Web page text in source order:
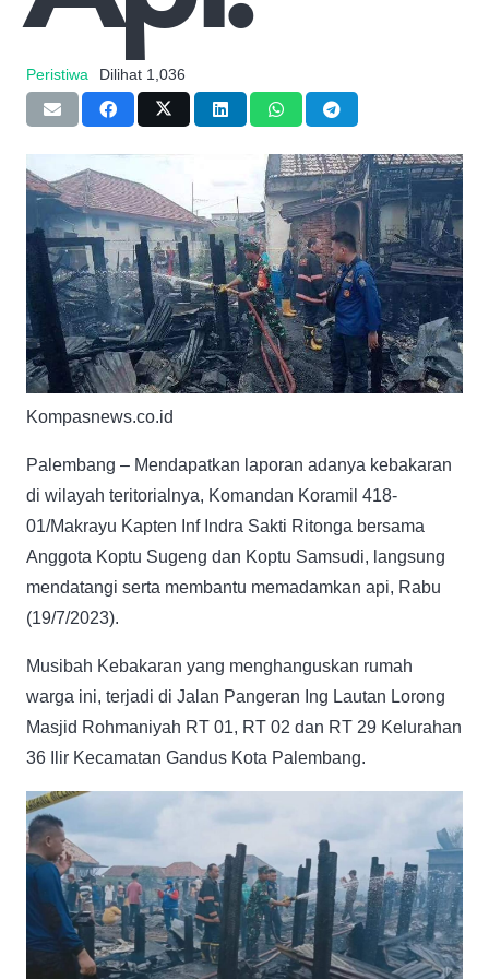
Peristiwa Dilihat 1,036
Kompasnews.co.id
Palembang – Mendapatkan laporan adanya kebakaran
di wilayah teritorialnya, Komandan Koramil 418-
01/Makrayu Kapten Inf Indra Sakti Ritonga bersama
Anggota Koptu Sugeng dan Koptu Samsudi, langsung
mendatangi serta membantu memadamkan api, Rabu
(19/7/2023).
Musibah Kebakaran yang menghanguskan rumah
warga ini, terjadi di Jalan Pangeran Ing Lautan Lorong
Masjid Rohmaniyah RT 01, RT 02 dan RT 29 Kelurahan
36 Ilir Kecamatan Gandus Kota Palembang.